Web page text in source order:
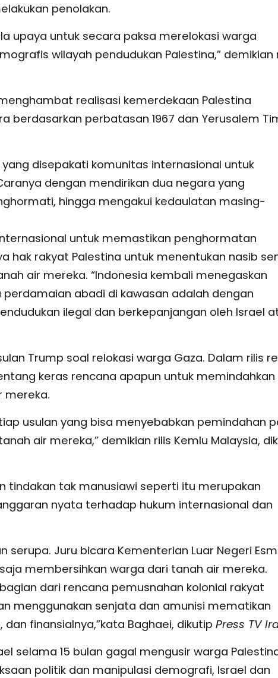
penolakan.
upaya untuk secara paksa merelokasi warga
wilayah pendudukan Palestina,” demikian
realisasi kemerdekaan Palestina
berdasarkan perbatasan 1967 dan Yerusalem
disepakati komunitas internasional untuk
dengan mendirikan dua negara yang
hingga mengakui kedaulatan masing-
untuk memastikan penghormatan
hak rakyat Palestina untuk menentukan nasib
air mereka. “Indonesia kembali menegaskan
abadi di kawasan adalah dengan
ilegal dan berkepanjangan oleh Israel
Trump soal relokasi warga Gaza. Dalam rilis
keras rencana apapun untuk memindahkan
mereka.
usulan yang bisa menyebabkan pemindahan
air mereka,” demikian rilis Kemlu Malaysia,
tindakan tak manusiawi seperti itu merupakan
nyata terhadap hukum internasional dan
Juru bicara Kementerian Luar Negeri
membersihkan warga dari tanah air mereka.
dari rencana pemusnahan kolonial rakyat
menggunakan senjata dan amunisi mematikan
finansialnya,”kata Baghaei, dikutip Press TV
selama 15 bulan gagal mengusir warga
politik dan manipulasi demografi, Israel dan